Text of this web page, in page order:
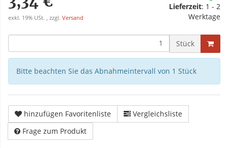
exkl. 19% USt. , zzgl. Versand
Lieferzeit: 1 - 2
Werktage
Stück
Bitte beachten Sie das Abnahmeintervall von 1 Stück
hinzufügen Favoritenliste
Vergleichsliste
Frage zum Produkt